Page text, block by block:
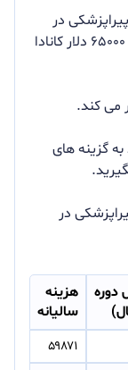
در
کانادا برای دوره کارشناسی در حدود ۲۰۰۰۰ تا ۶۵۰۰۰ دلار کانادا
می کند.
گزینه های
در
دوره
هزینه
سالیانه
۵۹۸۷۱